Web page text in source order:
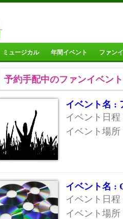
ミュージカル 年間イベント ファン
予約手配中のファンイベント
イベント名 :
イベント日程
イベント場所
イベント名 :
イベント日程
イベント場